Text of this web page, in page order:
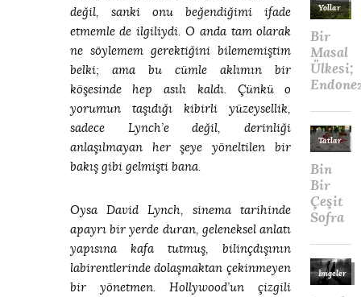
değil, sanki onu beğendiğimi ifade
etmemle de ilgiliydi. O anda tam olarak
ne söylemem gerektiğini bilememiştim
belki; ama bu cümle aklımın bir
köşesinde hep asılı kaldı. Çünkü o
yorumun taşıdığı kibirli yüzeysellik,
sadece Lynch’e değil, derinliği
anlaşılmayan her şeye yöneltilen bir
bakış gibi gelmişti bana.
Oysa David Lynch, sinema tarihinde
apayrı bir yerde duran, geleneksel anlatı
yapısına kafa tutmuş, bilinçdışının
labirentlerinde dolaşmaktan çekinmeyen
bir yönetmen. Hollywood’un çizgili